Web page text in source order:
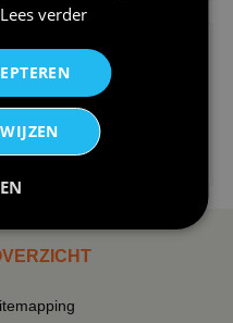
Lees verder